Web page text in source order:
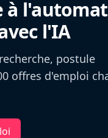
à
l'IA
postule
offres d'emploi